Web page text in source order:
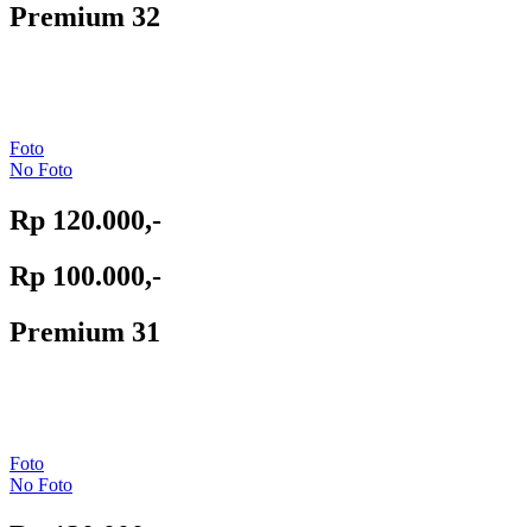
Premium 32
Foto
No Foto
Rp 120.000,-
Rp 100.000,-
Premium 31
Foto
No Foto